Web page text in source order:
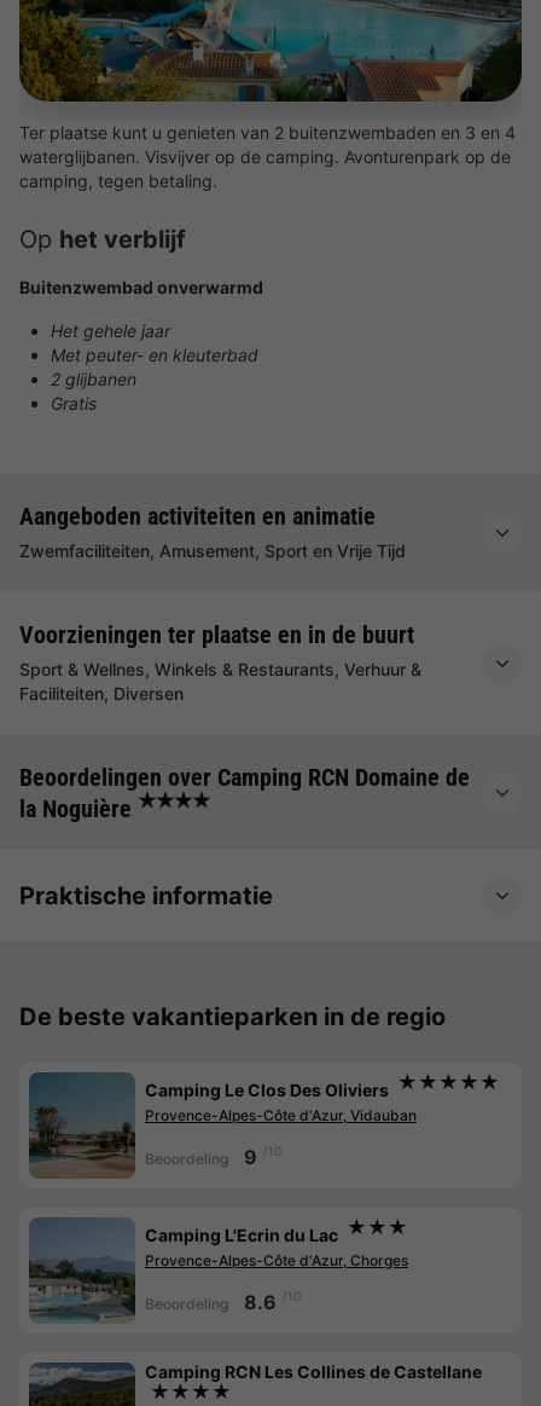
Ter plaatse kunt u genieten van 2 buitenzwembaden en 3 en 4
waterglijbanen. Visvijver op de camping. Avonturenpark op de
camping, tegen betaling.
Op het verblijf
Buitenzwembad onverwarmd
Het gehele jaar
Met peuter- en kleuterbad
2 glijbanen
Gratis
Aangeboden activiteiten en animatie
Zwemfaciliteiten, Amusement, Sport en Vrije Tijd
Voorzieningen ter plaatse en in de buurt
Sport & Wellnes, Winkels & Restaurants, Verhuur &
Faciliteiten, Diversen
Beoordelingen over Camping RCN Domaine de
la Noguière ★★★★
Praktische informatie
De beste vakantieparken in de regio
Camping Le Clos Des Oliviers ★★★★★
Provence-Alpes-Côte d'Azur, Vidauban
Beoordeling 9 /10
Camping L'Ecrin du Lac ★★★
Provence-Alpes-Côte d'Azur, Chorges
Beoordeling 8.6 /10
Camping RCN Les Collines de Castellane
★★★★